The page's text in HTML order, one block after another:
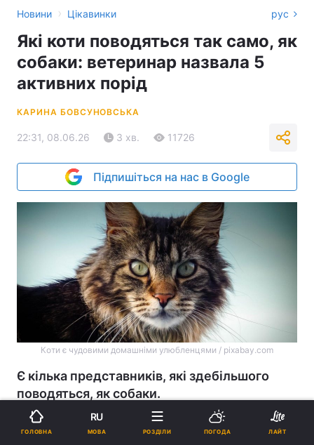
Новини › Цікавинки рус
Які коти поводяться так само, як
собаки: ветеринар назвала 5
активних порід
КАРИНА БОВСУНОВСЬКА
22:31, 08.06.26 3 хв. 11726
Підпишіться на нас в Google
Коти є чудовими домашніми улюбленцями / pixabay.com
Є кілька представників, які здебільшого
поводяться, як собаки.
Реклама
ГОЛОВНА
RU
МОВА РОЗДІЛИ ПОГОДА ЛАЙТ